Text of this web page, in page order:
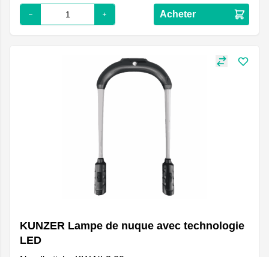
Acheter
KUNZER Lampe de nuque avec technologie
LED